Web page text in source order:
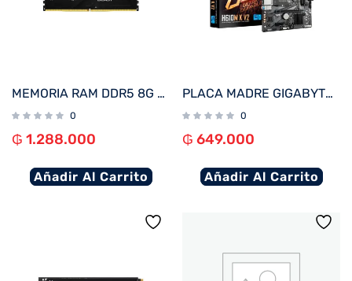
MEMORIA RAM DDR5 8G 6000 KINGSTON FURY BEAST BK KF560C36BBEA-8 RGB XMP
0
₲ 1.288.000
Añadir Al Carrito
PLACA MADRE GIGABYTE 1700 H610M K V2 DDR5 S/R/HDMI/DP/M2/USB3.2/MATX
0
₲ 649.000
Añadir Al Carrito